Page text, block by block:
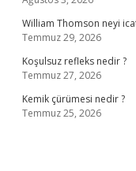
William Thomson neyi
Temmuz 29, 2026
Koşulsuz refleks nedir ?
Temmuz 27, 2026
Kemik çürümesi nedir ?
Temmuz 25, 2026